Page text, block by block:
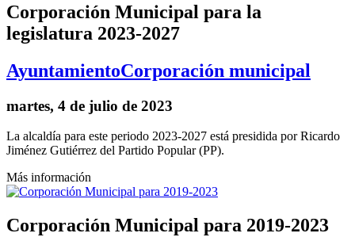
Corporación Municipal para la
legislatura 2023-2027
AyuntamientoCorporación municipal
martes, 4 de julio de 2023
La alcaldía para este periodo 2023-2027 está presidida por Ricardo
Jiménez Gutiérrez del Partido Popular (PP).
Más información
Corporación Municipal para 2019-2023